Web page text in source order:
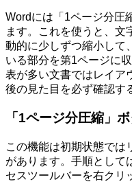
Wordには「1ページ分圧
ます。これを使うと、文
動的に少しずつ縮小して
いる部分を第1ページに
表が多い文書ではレイア
後の見た目を必ず確認す
「1ページ分圧縮」
この機能は初期状態では
があります。手順として
セスツールバーを右ク